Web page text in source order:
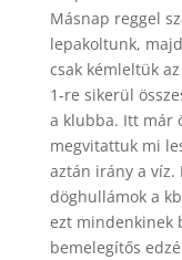
Másnap reggel
lepakoltunk,
csak kémleltük
1-re sikerül
a klubba. Itt már
megvitattuk mi
aztán irány a víz.
döghullámok a
ezt mindenkinek
bemelegítős